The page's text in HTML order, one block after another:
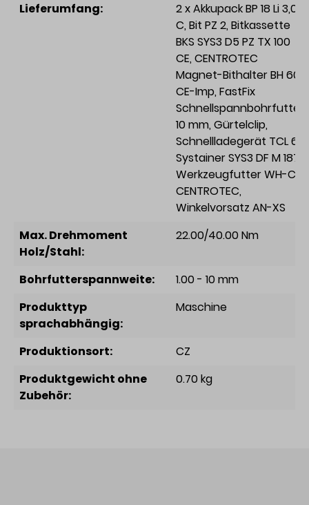
Lieferumfang:
2 x Akkupack BP 18 Li 3,0
C, Bit PZ 2, Bitkassette
BKS SYS3 D5 PZ TX 100
CE, CENTROTEC
Magnet-Bithalter BH 60
CE-Imp, FastFix
Schnellspannbohrfutter
10 mm, Gürtelclip,
Schnellladegerät TCL 6
Systainer SYS3 DF M 187
Werkzeugfutter WH-CE
CENTROTEC,
Winkelvorsatz AN-XS
Max. Drehmoment
Holz/Stahl:
22.00/40.00 Nm
Bohrfutterspannweite:
1.00 - 10 mm
Produkttyp
sprachabhängig:
Maschine
Produktionsort:
CZ
Produktgewicht ohne
Zubehör:
0.70 kg